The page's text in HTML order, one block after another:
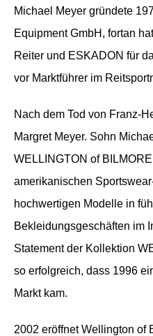
Michael Meyer gründete
Equipment GmbH, fortan
Reiter und ESKADON für
vor Marktführer im
Nach dem Tod von Franz-
Margret Meyer. Sohn
WELLINGTON of
amerikanischen
hochwertigen Modelle in
Bekleidungsgeschäften im
Statement der Kollektion
so erfolgreich, dass 1996
Markt kam.
2002 eröffnet Wellington of